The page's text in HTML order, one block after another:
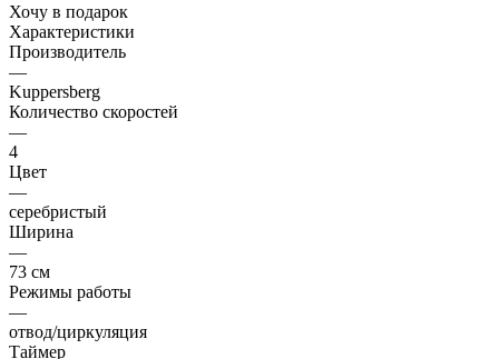
Хочу в подарок
Характеристики
Производитель
—
Kuppersberg
Количество скоростей
—
4
Цвет
—
серебристый
Ширина
—
73 см
Режимы работы
—
отвод/циркуляция
Таймер